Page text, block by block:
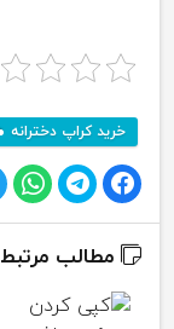
خرید کراپ دخترانه
مطالب مرتبط